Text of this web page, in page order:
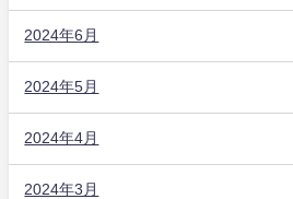
2024年6月
2024年5月
2024年4月
2024年3月